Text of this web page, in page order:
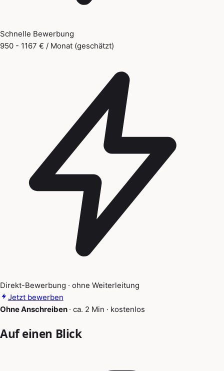
Schnelle Bewerbung
950 - 1167 € / Monat (geschätzt)
Direkt-Bewerbung · ohne Weiterleitung
Jetzt bewerben
Ohne Anschreiben · ca. 2 Min · kostenlos
Auf einen Blick